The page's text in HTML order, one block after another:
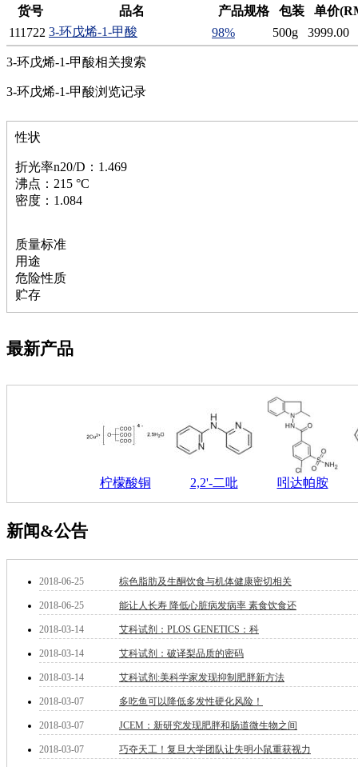
啉
磷
膦
硫
铝
氯
锰
硅烷
林
醚
脒
钼
萘
铌
脲
镍
铍
嘌呤
铅
石
试纸
锶
松
钛
糖
锑
铜
酮
货号
品名 产品规格 包装
单价
111722 3-环戊烯-1-甲酸 98% 500g 3999.00
性状
折光率n20/D：1.469
沸点：215 °C
密度：1.084
质量标准
用途
危险性质
贮存
3-环戊烯-1-甲酸相关搜索
3-环戊烯-1-甲酸浏览记录
最新产品
柠檬酸铜 2,2'-二吡 吲达帕胺
新闻&公告
2018-06-25 棕色脂肪及生酮饮食与机体健康密切相关
2018-06-25 能让人长寿 降低心脏病发病率 素食饮食还
2018-03-14 艾科试剂：PLOS GENETICS：科
2018-03-14 艾科试剂：破译梨品质的密码
2018-03-14 艾科试剂:美科学家发现抑制肥胖新方法
2018-03-07 多吃鱼可以降低多发性硬化风险！
2018-03-07 JCEM：新研究发现肥胖和肠道微生物之间
2018-03-07 巧夺天工！复旦大学团队让失明小鼠重获视力